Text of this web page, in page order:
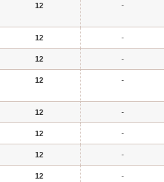
12 -
12 -
12 -
12 -
12 -
12 -
12 -
12 -